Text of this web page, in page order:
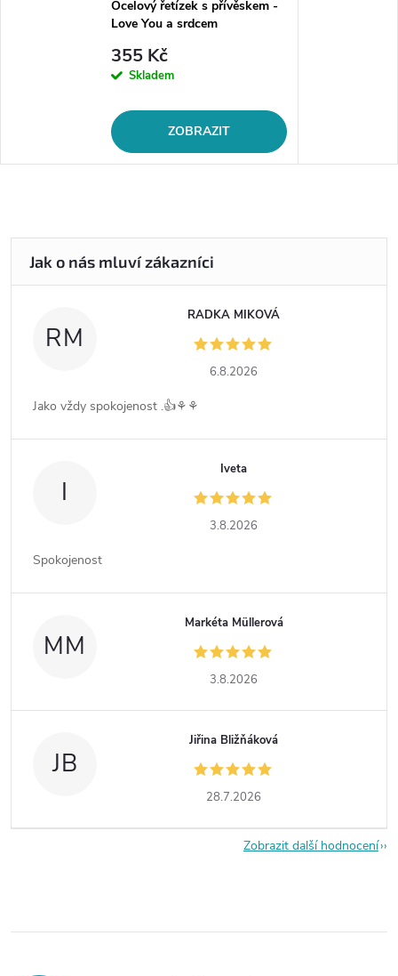
Ocelový řetízek s přívěskem -
Love You a srdcem
355 Kč
Skladem
ZOBRAZIT
RM
RADKA MIKOVÁ
6.8.2026
Jako vždy spokojenost .👍⚘️⚘️
I
Iveta
3.8.2026
Spokojenost
MM
Markéta Müllerová
3.8.2026
JB
Jiřina Bližňáková
28.7.2026
Zobrazit další hodnocení